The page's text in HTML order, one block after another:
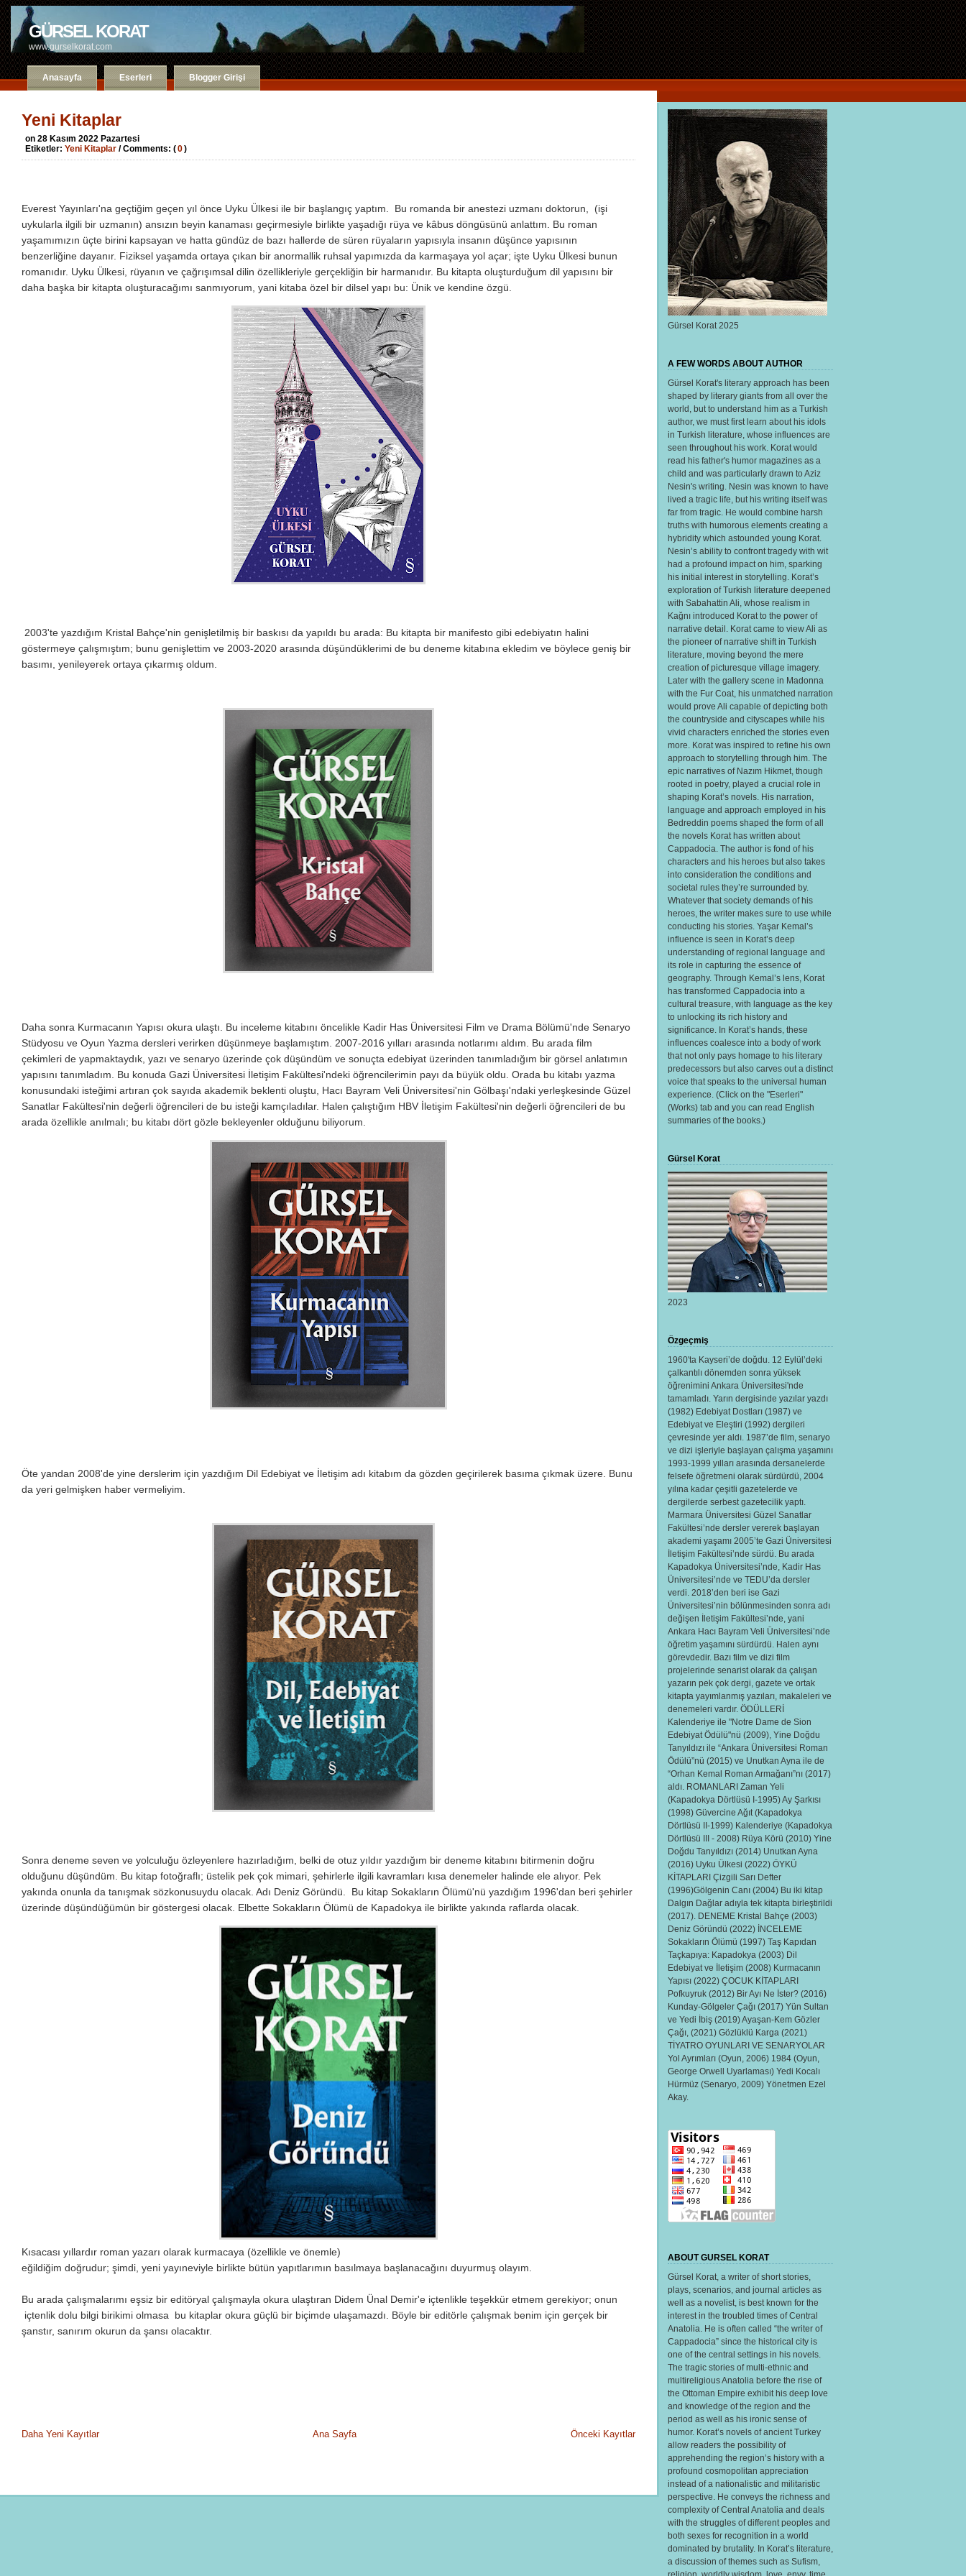
GÜRSEL KORAT
www.gurselkorat.com
Anasayfa Eserleri Blogger Girişi
Yeni Kitaplar
on 28 Kasım 2022 Pazartesi
Etiketler: Yeni Kitaplar / Comments: (0)
Everest Yayınları'na geçtiğim geçen yıl önce Uyku Ülkesi ile bir başlangıç yaptım. Bu romanda bir anestezi uzmanı doktorun, (işi
uykularla ilgili bir uzmanın) ansızın beyin kanaması geçirmesiyle birlikte yaşadığı rüya ve kâbus döngüsünü anlattım. Bu roman
yaşamımızın üçte birini kapsayan ve hatta gündüz de bazı hallerde de süren rüyaların yapısıyla insanın düşünce yapısının
benzerliğine dayanır. Fiziksel yaşamda ortaya çıkan bir anormallik ruhsal yapımızda da karmaşaya yol açar; işte Uyku Ülkesi bunun
romanıdır. Uyku Ülkesi, rüyanın ve çağrışımsal dilin özellikleriyle gerçekliğin bir harmanıdır. Bu kitapta oluşturduğum dil yapısını bir
daha başka bir kitapta oluşturacağımı sanmıyorum, yani kitaba özel bir dilsel yapı bu: Ünik ve kendine özgü.
2003'te yazdığım Kristal Bahçe'nin genişletilmiş bir baskısı da yapıldı bu arada: Bu kitapta bir manifesto gibi edebiyatın halini
göstermeye çalışmıştım; bunu genişlettim ve 2003-2020 arasında düşündüklerimi de bu deneme kitabına ekledim ve böylece geniş bir
basımı, yenileyerek ortaya çıkarmış oldum.
Daha sonra Kurmacanın Yapısı okura ulaştı. Bu inceleme kitabını öncelikle Kadir Has Üniversitesi Film ve Drama Bölümü'nde Senaryo
Stüdyosu ve Oyun Yazma dersleri verirken düşünmeye başlamıştım. 2007-2016 yılları arasında notlarımı aldım. Bu arada film
çekimleri de yapmaktaydık, yazı ve senaryo üzerinde çok düşündüm ve sonuçta edebiyat üzerinden tanımladığım bir görsel anlatımın
yapısını tanımladım. Bu konuda Gazi Üniversitesi İletişim Fakültesi'ndeki öğrencilerimin payı da büyük oldu. Orada bu kitabı yazma
konusundaki isteğimi artıran çok sayıda akademik beklenti oluştu, Hacı Bayram Veli Üniversitesi'nin Gölbaşı'ndaki yerleşkesinde Güzel
Sanatlar Fakültesi'nin değerli öğrencileri de bu isteği kamçıladılar. Halen çalıştığım HBV İletişim Fakültesi'nin değerli öğrencileri de bu
arada özellikle anılmalı; bu kitabı dört gözle bekleyenler olduğunu biliyorum.
Öte yandan 2008'de yine derslerim için yazdığım Dil Edebiyat ve İletişim adı kitabım da gözden geçirilerek basıma çıkmak üzere. Bunu
da yeri gelmişken haber vermeliyim.
Sonra deneme seven ve yolculuğu özleyenlere hazırladığım, belki de otuz yıldır yazdığım bir deneme kitabını bitirmenin doğru
olduğunu düşündüm. Bu kitap fotoğraflı; üstelik pek çok mimari, şehirlerle ilgili kavramları kısa denemeler halinde ele alıyor. Pek
yakında onunla da tanışmak sözkonusuydu olacak. Adı Deniz Göründü. Bu kitap Sokakların Ölümü'nü yazdığım 1996'dan beri şehirler
üzerinde düşündüğümün bir göstergesi olacak. Elbette Sokakların Ölümü de Kapadokya ile birlikte yakında raflarda olacak.
Kısacası yıllardır roman yazarı olarak kurmacaya (özellikle ve önemle)
eğildiğim doğrudur; şimdi, yeni yayıneviyle birlikte bütün yapıtlarımın basılmaya başlanacağını duyurmuş olayım.
Bu arada çalışmalarımı eşsiz bir editöryal çalışmayla okura ulaştıran Didem Ünal Demir'e içtenlikle teşekkür etmem gerekiyor; onun
içtenlik dolu bilgi birikimi olmasa bu kitaplar okura güçlü bir biçimde ulaşamazdı. Böyle bir editörle çalışmak benim için gerçek bir
şanstır, sanırım okurun da şansı olacaktır.
Daha Yeni Kayıtlar Önceki Kayıtlar
Ana Sayfa
Gürsel Korat 2025
A FEW WORDS ABOUT AUTHOR
Gürsel Korat's literary approach has been
shaped by literary giants from all over the
world, but to understand him as a Turkish
author, we must first learn about his idols
in Turkish literature, whose influences are
seen throughout his work. Korat would
read his father's humor magazines as a
child and was particularly drawn to Aziz
Nesin's writing. Nesin was known to have
lived a tragic life, but his writing itself was
far from tragic. He would combine harsh
truths with humorous elements creating a
hybridity which astounded young Korat.
Nesin’s ability to confront tragedy with wit
had a profound impact on him, sparking
his initial interest in storytelling. Korat’s
exploration of Turkish literature deepened
with Sabahattin Ali, whose realism in
Kağnı introduced Korat to the power of
narrative detail. Korat came to view Ali as
the pioneer of narrative shift in Turkish
literature, moving beyond the mere
creation of picturesque village imagery.
Later with the gallery scene in Madonna
with the Fur Coat, his unmatched narration
would prove Ali capable of depicting both
the countryside and cityscapes while his
vivid characters enriched the stories even
more. Korat was inspired to refine his own
approach to storytelling through him. The
epic narratives of Nazım Hikmet, though
rooted in poetry, played a crucial role in
shaping Korat’s novels. His narration,
language and approach employed in his
Bedreddin poems shaped the form of all
the novels Korat has written about
Cappadocia. The author is fond of his
characters and his heroes but also takes
into consideration the conditions and
societal rules they’re surrounded by.
Whatever that society demands of his
heroes, the writer makes sure to use while
conducting his stories. Yaşar Kemal’s
influence is seen in Korat’s deep
understanding of regional language and
its role in capturing the essence of
geography. Through Kemal’s lens, Korat
has transformed Cappadocia into a
cultural treasure, with language as the key
to unlocking its rich history and
significance. In Korat’s hands, these
influences coalesce into a body of work
that not only pays homage to his literary
predecessors but also carves out a distinct
voice that speaks to the universal human
experience. (Click on the "Eserleri"
(Works) tab and you can read English
summaries of the books.)
Gürsel Korat
2023
Özgeçmiş
1960'ta Kayseri’de doğdu. 12 Eylül’deki
çalkantılı dönemden sonra yüksek
öğrenimini Ankara Üniversitesi'nde
tamamladı. Yarın dergisinde yazılar yazdı
(1982) Edebiyat Dostları (1987) ve
Edebiyat ve Eleştiri (1992) dergileri
çevresinde yer aldı. 1987’de film, senaryo
ve dizi işleriyle başlayan çalışma yaşamını
1993-1999 yılları arasında dersanelerde
felsefe öğretmeni olarak sürdürdü, 2004
yılına kadar çeşitli gazetelerde ve
dergilerde serbest gazetecilik yaptı.
Marmara Üniversitesi Güzel Sanatlar
Fakültesi’nde dersler vererek başlayan
akademi yaşamı 2005’te Gazi Üniversitesi
İletişim Fakültesi’nde sürdü. Bu arada
Kapadokya Üniversitesi’nde, Kadir Has
Üniversitesi’nde ve TEDU’da dersler
verdi. 2018’den beri ise Gazi
Üniversitesi’nin bölünmesinden sonra adı
değişen İletişim Fakültesi’nde, yani
Ankara Hacı Bayram Veli Üniversitesi’nde
öğretim yaşamını sürdürdü. Halen aynı
görevdedir. Bazı film ve dizi film
projelerinde senarist olarak da çalışan
yazarın pek çok dergi, gazete ve ortak
kitapta yayımlanmış yazıları, makaleleri ve
denemeleri vardır. ÖDÜLLERİ
Kalenderiye ile "Notre Dame de Sion
Edebiyat Ödülü"nü (2009), Yine Doğdu
Tanyıldızı ile “Ankara Üniversitesi Roman
Ödülü”nü (2015) ve Unutkan Ayna ile de
“Orhan Kemal Roman Armağanı”nı (2017)
aldı. ROMANLARI Zaman Yeli
(Kapadokya Dörtlüsü I-1995) Ay Şarkısı
(1998) Güvercine Ağıt (Kapadokya
Dörtlüsü II-1999) Kalenderiye (Kapadokya
Dörtlüsü III - 2008) Rüya Körü (2010) Yine
Doğdu Tanyıldızı (2014) Unutkan Ayna
(2016) Uyku Ülkesi (2022) ÖYKÜ
KİTAPLARI Çizgili Sarı Defter
(1996)Gölgenin Canı (2004) Bu iki kitap
Dalgın Dağlar adıyla tek kitapta birleştirildi
(2017). DENEME Kristal Bahçe (2003)
Deniz Göründü (2022) İNCELEME
Sokakların Ölümü (1997) Taş Kapıdan
Taçkapıya: Kapadokya (2003) Dil
Edebiyat ve İletişim (2008) Kurmacanın
Yapısı (2022) ÇOCUK KİTAPLARI
Pofkuyruk (2012) Bir Ayı Ne İster? (2016)
Kunday-Gölgeler Çağı (2017) Yün Sultan
ve Yedi İbiş (2019) Ayaşan-Kem Gözler
Çağı, (2021) Gözlüklü Karga (2021)
TİYATRO OYUNLARI VE SENARYOLAR
Yol Ayrımları (Oyun, 2006) 1984 (Oyun,
George Orwell Uyarlaması) Yedi Kocalı
Hürmüz (Senaryo, 2009) Yönetmen Ezel
Akay.
ABOUT GURSEL KORAT
Gürsel Korat, a writer of short stories,
plays, scenarios, and journal articles as
well as a novelist, is best known for the
interest in the troubled times of Central
Anatolia. He is often called “the writer of
Cappadocia” since the historical city is
one of the central settings in his novels.
The tragic stories of multi-ethnic and
multireligious Anatolia before the rise of
the Ottoman Empire exhibit his deep love
and knowledge of the region and the
period as well as his ironic sense of
humor. Korat’s novels of ancient Turkey
allow readers the possibility of
apprehending the region’s history with a
profound cosmopolitan appreciation
instead of a nationalistic and militaristic
perspective. He conveys the richness and
complexity of Central Anatolia and deals
with the struggles of different peoples and
both sexes for recognition in a world
dominated by brutality. In Korat’s literature,
a discussion of themes such as Sufism,